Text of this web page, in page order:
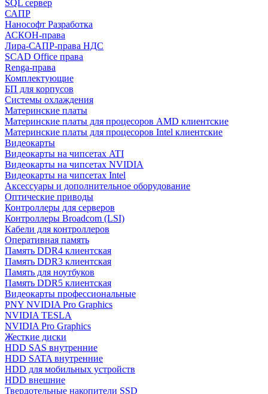
SQL сервер
САПР
Нанософт Разработка
АСКОН-права
Лира-САПР-права НДС
SCAD Office права
Renga-права
Комплектующие
БП для корпусов
Системы охлаждения
Материнские платы
Материнские платы для процесоров AMD клиентские
Материнские платы для процесоров Intel клиентские
Видеокарты
Видеокарты на чипсетах ATI
Видеокарты на чипсетах NVIDIA
Видеокарты на чипсетах Intel
Аксессуары и дополнительное оборудование
Оптические приводы
Контроллеры для серверов
Контроллеры Broadcom (LSI)
Кабели для контроллеров
Оперативная память
Память DDR4 клиентская
Память DDR3 клиентская
Память для ноутбуков
Память DDR5 клиентская
Видеокарты профессиональные
PNY NVIDIA Pro Graphics
NVIDIA TESLA
NVIDIA Pro Graphics
Жесткие диски
HDD SAS внутренние
HDD SATA внутренние
HDD для мобильных устройств
HDD внешние
Твердотельные накопители SSD